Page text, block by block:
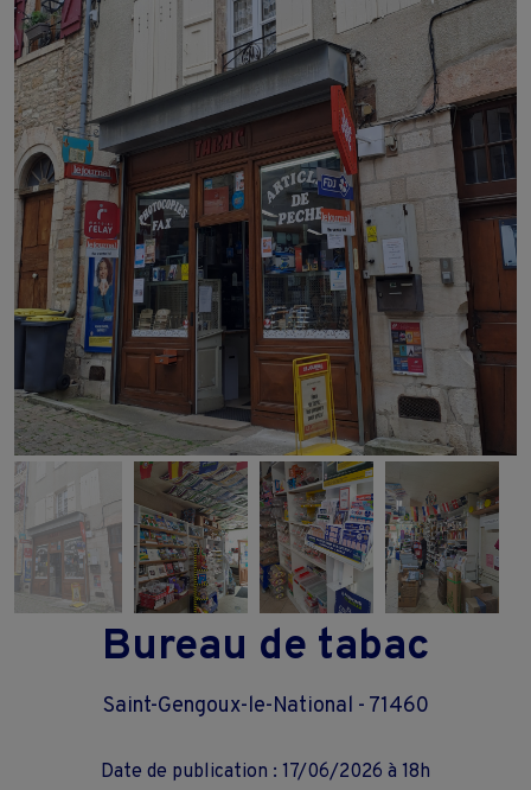
Bureau de tabac
Saint-Gengoux-le-National - 71460
Date de publication : 17/06/2026 à 18h